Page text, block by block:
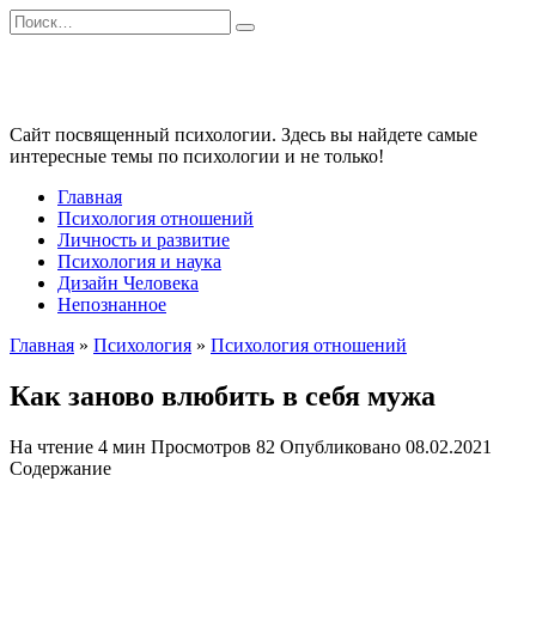
Перейти
к
Search
for:
Сайт посвященный психологии. Здесь вы найдете самые
интересные темы по психологии и не только!
Главная
Психология отношений
Личность и развитие
Психология и наука
Дизайн Человека
Непознанное
Главная » Психология » Психология отношений
Как заново влюбить в себя мужа
На чтение 4 мин Просмотров 82 Опубликовано 08.02.2021
Содержание